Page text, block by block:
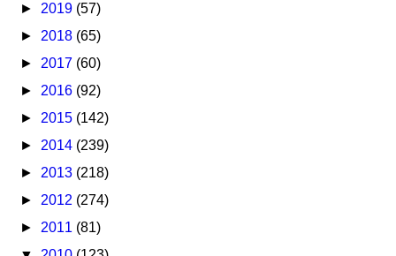
► 2019 (57)
► 2018 (65)
► 2017 (60)
► 2016 (92)
► 2015 (142)
► 2014 (239)
► 2013 (218)
► 2012 (274)
► 2011 (81)